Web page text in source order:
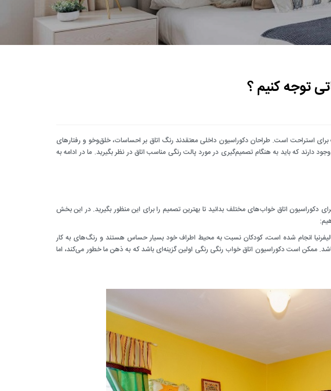
معماری محوطه سازی
معماری داخلی شوروم
معماری داخلی مغازه
معماری داخلی مطب
معماری داخلی رستوران
معماری داخلی لابی
معماری داخلی
طراحی و اجرای دکوراسیون
توجه کنیم ؟
برای استراحت است. طراحان دکوراسیون داخلی معتقدند رنگ اتاق بر احساسات، خلق‌وخو و رفتارهای
دارند که باید به هنگام تصمیم‌گیری در مورد پالت رنگی مناسب اتاق در نظر بگیرید. ما در ادامه به
دکوراسیون اتاق خواب‌های مختلف بدانید تا بهترین تصمیم را برای این منظور بگیرید. در این بخش
انجام شده است، کودکان نسبت به محیط اطراف خود بسیار حساس هستند و رنگ‌های به کار
باشد. ممکن استدکوراسیون اتاق خواب رنگی رنگی اولین گزینه‌ای باشد که به ذهن ما خطور می‌کند، اما